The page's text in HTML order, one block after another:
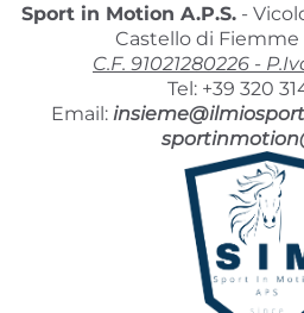
Sport in Motion A.P.S.-
Castello di Fiemme
C.F. 91021280226 -
Tel: +39 320
Email: